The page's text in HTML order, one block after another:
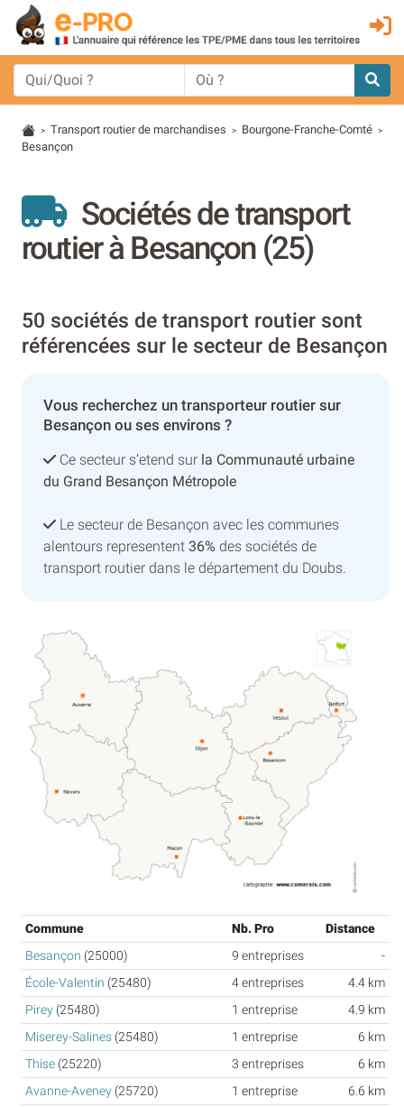
> Transport routier de marchandises > Bourgone-Franche-Comté >
Besançon
Sociétés de transport
routier à Besançon (25)
50 sociétés de transport routier sont
référencées sur le secteur de Besançon
Vous recherchez un transporteur routier sur
Besançon ou ses environs ?
Ce secteur s’etend sur la Communauté urbaine
du Grand Besançon Métropole
Le secteur de Besançon avec les communes
alentours representent 36% des sociétés de
transport routier dans le département du Doubs.
Commune Nb. Pro
Distance
Besançon (25000) 9 entreprises
-
École-Valentin (25480) 4 entreprises
4.4 km
Pirey (25480) 1 entreprise
4.9 km
Miserey-Salines (25480) 1 entreprise
6 km
Thise (25220) 3 entreprises
6 km
Avanne-Aveney (25720) 1 entreprise
6.6 km